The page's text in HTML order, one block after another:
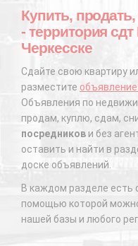
Купить,
- территория
Черкесске
Сдайте свою квартиру
разместите
Объявления по
продам, куплю, сдам,
посредников и без
оставить и найти в
доске объявлений.
В каждом разделе
помощью которой
нашей базы и любого